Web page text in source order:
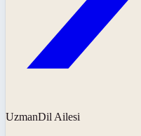
UzmanDil Ailesi